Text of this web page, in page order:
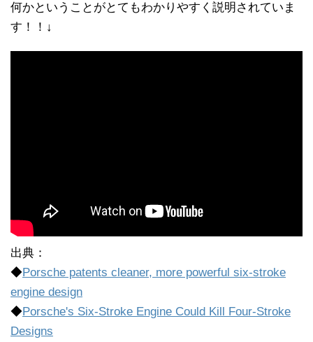
何かということがとてもわかりやすく説明されていま
す！！↓
出典：
◆Porsche patents cleaner, more powerful six-stroke
engine design
◆Porsche's Six-Stroke Engine Could Kill Four-Stroke
Designs